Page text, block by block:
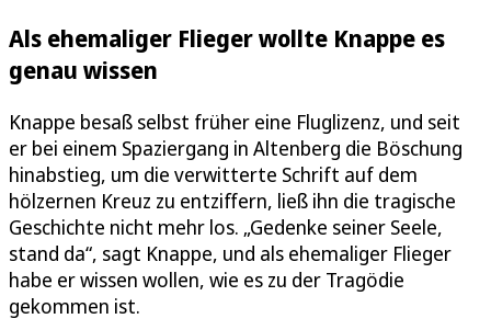
Als ehemaliger Flieger wollte Knappe es
genau wissen
Knappe besaß selbst früher eine Fluglizenz, und seit
er bei einem Spaziergang in Altenberg die Böschung
hinabstieg, um die verwitterte Schrift auf dem
hölzernen Kreuz zu entziffern, ließ ihn die tragische
Geschichte nicht mehr los. „Gedenke seiner Seele,
stand da“, sagt Knappe, und als ehemaliger Flieger
habe er wissen wollen, wie es zu der Tragödie
gekommen ist.